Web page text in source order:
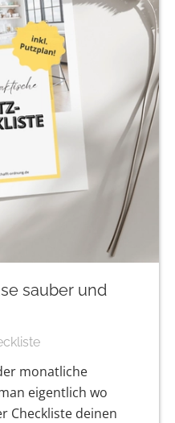
sauber und
monatliche
eigentlich wo
Checkliste deinen